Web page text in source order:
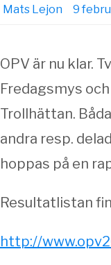
Mats Lejon 9
OPV är nu klar.
Fredagsmys
Trollhättan.
andra resp.
hoppas på en
Resultatlistan
http://